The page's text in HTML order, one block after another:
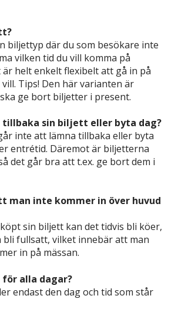
biljettyp där du som besökare inte
vilken tid du vill komma på
är helt enkelt flexibelt att gå in på
Tips! Den här varianten är
ge bort biljetter i present.
tillbaka sin biljett eller byta dag?
inte att lämna tillbaka eller byta
entrétid. Däremot är biljetterna
det går bra att t.ex. ge bort dem i
man inte kommer in över huvud
sin biljett kan det tidvis bli köer,
bli fullsatt, vilket innebär att man
in på mässan.
alla dagar?
endast den dag och tid som står